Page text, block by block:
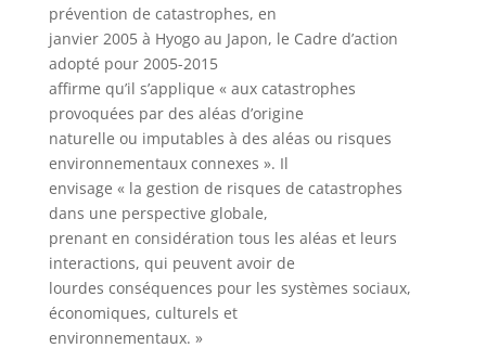
prévention de catastrophes, en
janvier 2005 à Hyogo au Japon, le Cadre d’action
adopté pour 2005-2015
affirme qu’il s’applique « aux catastrophes
provoquées par des aléas d’origine
naturelle ou imputables à des aléas ou risques
environnementaux connexes ». Il
envisage « la gestion de risques de catastrophes
dans une perspective globale,
prenant en considération tous les aléas et leurs
interactions, qui peuvent avoir de
lourdes conséquences pour les systèmes sociaux,
économiques, culturels et
environnementaux. »